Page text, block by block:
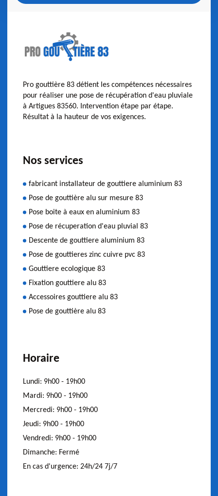
Pro gouttière 83 détient les compétences nécessaires
pour réaliser une pose de récupération d'eau pluviale
à Artigues 83560. Intervention étape par étape.
Résultat à la hauteur de vos exigences.
Nos services
fabricant installateur de gouttiere aluminium 83
Pose de gouttière alu sur mesure 83
Pose boite à eaux en aluminium 83
Pose de récuperation d'eau pluvial 83
Descente de gouttiere aluminium 83
Pose de gouttieres zinc cuivre pvc 83
Gouttiere ecologique 83
Fixation gouttiere alu 83
Accessoires gouttiere alu 83
Pose de gouttière alu 83
Horaire
Lundi: 9h00 - 19h00
Mardi: 9h00 - 19h00
Mercredi: 9h00 - 19h00
Jeudi: 9h00 - 19h00
Vendredi: 9h00 - 19h00
Dimanche: Fermé
En cas d'urgence: 24h/24 7j/7